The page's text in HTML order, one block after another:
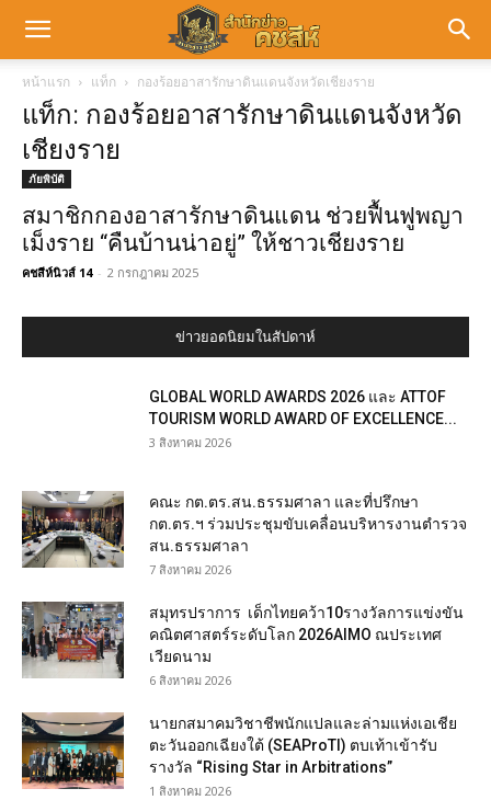
หน้าแรก แท็ก กองร้อยอาสารักษาดินแดนจังหวัดเชียงราย
แท็ก: กองร้อยอาสารักษาดินแดนจังหวัด
เชียงราย
ภัยพิบัติ
สมาชิกกองอาสารักษาดินแดน ช่วยฟื้นฟูพญา
เม็งราย “คืนบ้านน่าอยู่” ให้ชาวเชียงราย
คชสีห์นิวส์ 14 - 2 กรกฎาคม 2025
ข่าวยอดนิยมในสัปดาห์
GLOBAL WORLD AWARDS 2026 และ ATTOF
TOURISM WORLD AWARD OF EXCELLENCE...
3 สิงหาคม 2026
คณะ กต.ตร.สน.ธรรมศาลา และที่ปรึกษา
กต.ตร.ฯ ร่วมประชุมขับเคลื่อนบริหารงานตำรวจ
สน.ธรรมศาลา
7 สิงหาคม 2026
สมุทรปราการ เด็กไทยคว้า10รางวัลการแข่งขัน
คณิตศาสตร์ระดับโลก 2026AIMO ณประเทศ
เวียดนาม
6 สิงหาคม 2026
นายกสมาคมวิชาชีพนักแปลและล่ามแห่งเอเชีย
ตะวันออกเฉียงใต้ (SEAProTI) ตบเท้าเข้ารับ
รางวัล “Rising Star in Arbitrations”
1 สิงหาคม 2026